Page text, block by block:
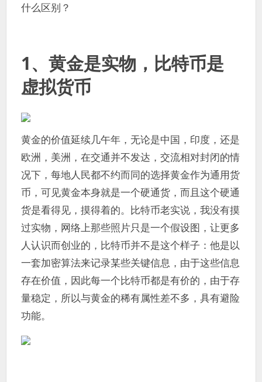
什么区别？
1、黄金是实物，比特币是
虚拟货币
黄金的价值延续几午年，无论是中国，印度，还是
欧洲，美洲，在交通并不发达，交流相对封闭的情
况下，每地人民都不约而同的选择黄金作为通用货
币，可见黄金本身就是一个硬通货，而且这个硬通
货是看得见，摸得着的。比特币老实说，我没有摸
过实物，网络上那些照片只是一个假设图，让更多
人认识而创业的，比特币并不是这个样子：他是以
一套加密算法来记录某些关键信息，由于这些信息
存在价值，因此每一个比特币都是有价的，由于存
量稳定，所以与黄金的稀有属性差不多，具有避险
功能。